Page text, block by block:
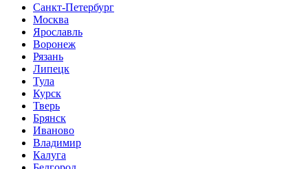
Санкт-Петербург
Москва
Ярославль
Воронеж
Рязань
Липецк
Тула
Курск
Тверь
Брянск
Иваново
Владимир
Калуга